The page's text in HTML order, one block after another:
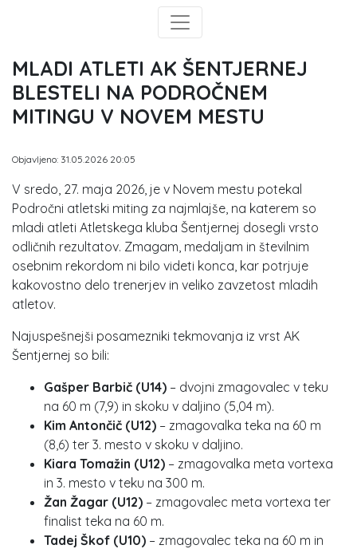
MLADI ATLETI AK ŠENTJERNEJ
BLESTELI NA PODROČNEM
MITINGU V NOVEM MESTU
Objavljeno: 31.05.2026 20:05
V sredo, 27. maja 2026, je v Novem mestu potekal
Področni atletski miting za najmlajše, na katerem so
mladi atleti Atletskega kluba Šentjernej dosegli vrsto
odličnih rezultatov. Zmagam, medaljam in številnim
osebnim rekordom ni bilo videti konca, kar potrjuje
kakovostno delo trenerjev in veliko zavzetost mladih
atletov.
Najuspešnejši posamezniki tekmovanja iz vrst AK
Šentjernej so bili:
Gašper Barbič (U14) – dvojni zmagovalec v teku
na 60 m (7,9) in skoku v daljino (5,04 m).
Kim Antončič (U12) – zmagovalka teka na 60 m
(8,6) ter 3. mesto v skoku v daljino.
Kiara Tomažin (U12) – zmagovalka meta vortexa
in 3. mesto v teku na 300 m.
Žan Žagar (U12) – zmagovalec meta vortexa ter
finalist teka na 60 m.
Tadej Škof (U10) – zmagovalec teka na 60 m in